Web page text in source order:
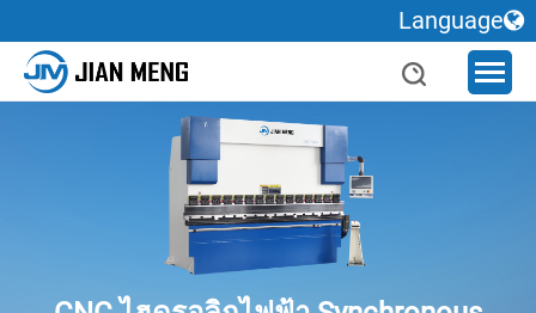
Language